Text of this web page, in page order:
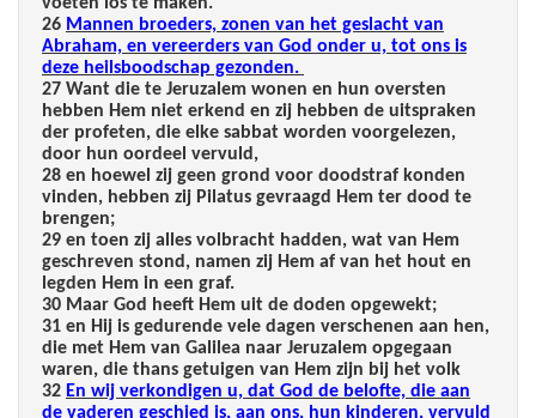
26 Mannen broeders, zonen van het geslacht van
Abraham, en vereerders van God onder u, tot ons is
deze heilsboodschap gezonden.
27 Want die te Jeruzalem wonen en hun oversten
hebben Hem niet erkend en zij hebben de uitspraken
der profeten, die elke sabbat worden voorgelezen,
door hun oordeel vervuld,
28 en hoewel zij geen grond voor doodstraf konden
vinden, hebben zij Pilatus gevraagd Hem ter dood te
brengen;
29 en toen zij alles volbracht hadden, wat van Hem
geschreven stond, namen zij Hem af van het hout en
legden Hem in een graf.
30 Maar God heeft Hem uit de doden opgewekt;
31 en Hij is gedurende vele dagen verschenen aan hen,
die met Hem van Galilea naar Jeruzalem opgegaan
waren, die thans getuigen van Hem zijn bij het volk
32 En wij verkondigen u, dat God de belofte, die aan
de vaderen geschied is, aan ons, hun kinderen, vervuld